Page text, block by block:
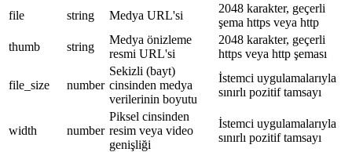
file string Medya URL'si
2048 karakter, geçerli
şema https veya http
thumb
string
Medya önizleme
resmi URL'si
2048 karakter, geçerli
https veya http şeması
file_size number
Sekizli (bayt)
cinsinden medya
verilerinin boyutu
İstemci uygulamalarıyla
sınırlı pozitif tamsayı
width number
Piksel cinsinden
resim veya video
genişliği
İstemci uygulamalarıyla
sınırlı pozitif tamsayı